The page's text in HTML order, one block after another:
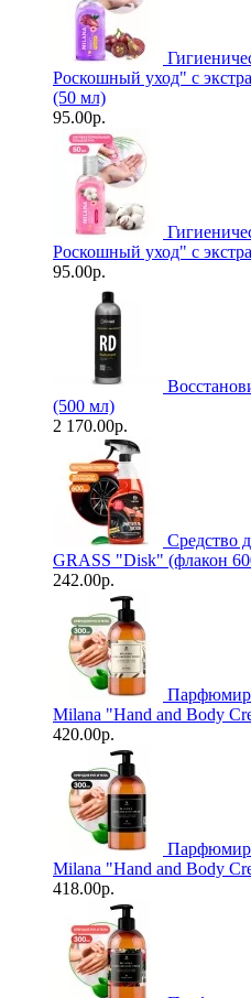
Роскошный уход" с
(50 мл)
95.00р.
Роскошный уход" с
95.00р.
(500 мл)
2 170.00р.
Средство
GRASS "Disk" (флакон
242.00р.
Milana "Hand and Body
420.00р.
Milana "Hand and Body
418.00р.